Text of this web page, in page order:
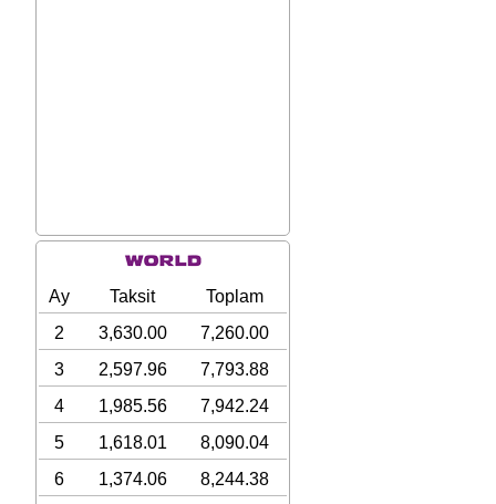
Ay Taksit
Toplam
2
3,630.00
7,260.00
3
2,597.96
7,793.88
4
1,985.56
7,942.24
5
1,618.01
8,090.04
6
1,374.06 8,244.38